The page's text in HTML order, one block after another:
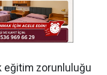
eğitim zorunluluğu